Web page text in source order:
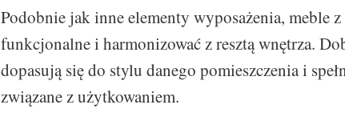
Podobnie jak inne elementy wyposażenia, meble
funkcjonalne i harmonizować z resztą wnętrza.
dopasują się do stylu danego pomieszczenia i
związane z użytkowaniem.